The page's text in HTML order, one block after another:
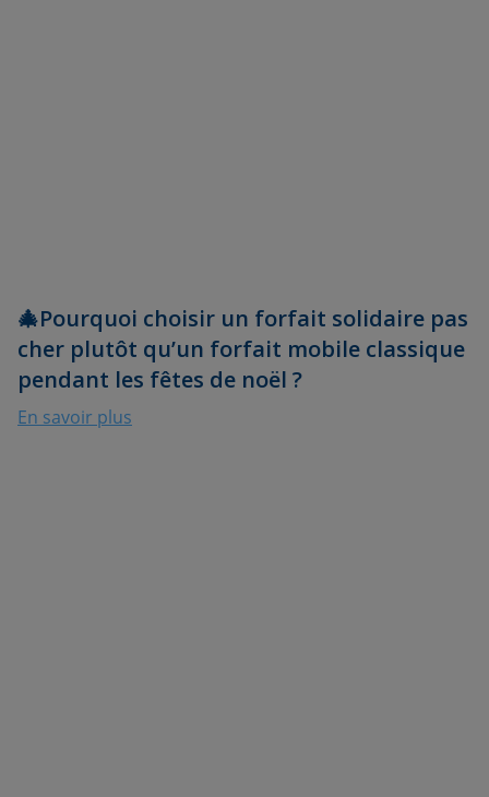
🎄Pourquoi choisir un forfait solidaire pas
cher plutôt qu’un forfait mobile classique
pendant les fêtes de noël ?
En savoir plus